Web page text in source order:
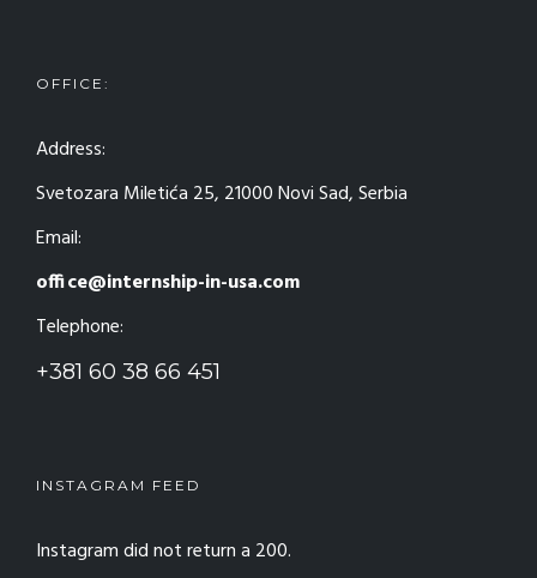
OFFICE:
Address:
Svetozara Miletića 25, 21000 Novi Sad, Serbia
Email:
office@internship-in-usa.com
Telephone:
+381 60 38 66 451
INSTAGRAM FEED
Instagram did not return a 200.